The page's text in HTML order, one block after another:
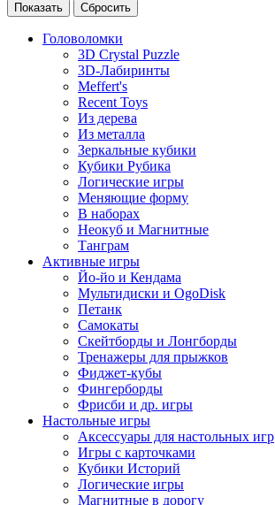
Головоломки
3D Crystal Puzzle
3D-Лабиринты
Meffert's
Recent Toys
Из дерева
Из металла
Зеркальные кубики
Кубики Рубика
Логические игры
Меняющие форму
В наборах
Неокуб и Магнитные
Танграм
Активные игры
Йо-йо и Кендама
Мультидиски и OgoDisk
Петанк
Самокаты
Скейтборды и Лонгборды
Тренажеры для прыжков
Фиджет-кубы
Фингерборды
Фрисби и др. игры
Настольные игры
Аксессуары для настольных игр
Игры с карточками
Кубики Историй
Логические игры
Магнитные в дорогу